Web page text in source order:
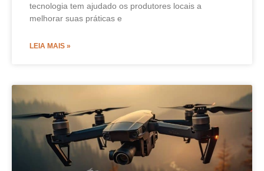
tecnologia tem ajudado os produtores locais a
melhorar suas práticas e
LEIA MAIS »